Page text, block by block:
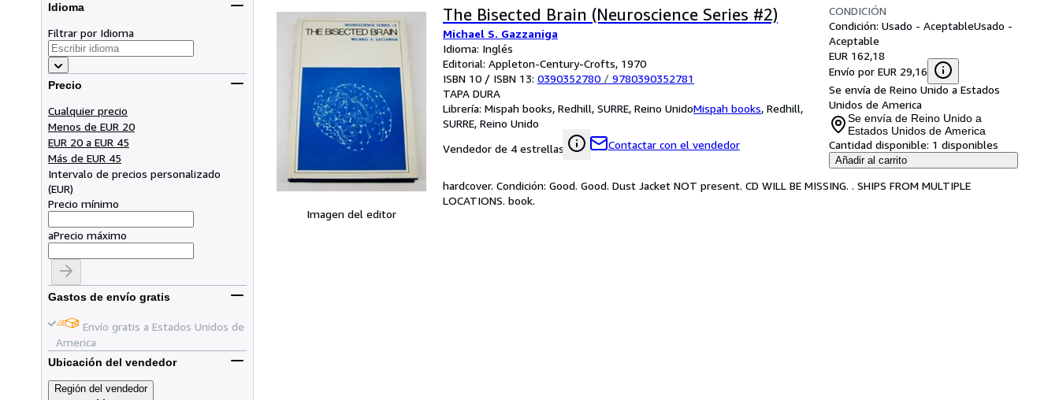
Idioma
Filtrar por Idioma
Precio
Cualquier precio
Menos de EUR 20
EUR 20 a EUR 45
Más de EUR 45
Intervalo de precios personalizado
(EUR)
Precio mínimo
aPrecio máximo
Gastos de envío gratis
Envío gratis a Estados Unidos de
America
Ubicación del vendedor
Región del vendedor
Imagen del editor
The Bisected Brain (Neuroscience Series #2)
Michael S. Gazzaniga
Idioma: Inglés
Editorial: Appleton-Century-Crofts, 1970
ISBN 10 / ISBN 13: 0390352780 / 9780390352781
TAPA DURA
Librería: Mispah books, Redhill, SURRE, Reino UnidoMispah books, Redhill,
SURRE, Reino Unido
Vendedor de 4 estrellas
Contactar con el vendedor
CONDICIÓN
Condición: Usado - AceptableUsado -
Aceptable
EUR 162,18
Envío por EUR 29,16
Se envía de Reino Unido a Estados
Unidos de America
Se envía de Reino Unido a
Estados Unidos de America
Cantidad disponible: 1 disponibles
Añadir al carrito
hardcover. Condición: Good. Good. Dust Jacket NOT present. CD WILL BE MISSING. . SHIPS FROM MULTIPLE
LOCATIONS. book.